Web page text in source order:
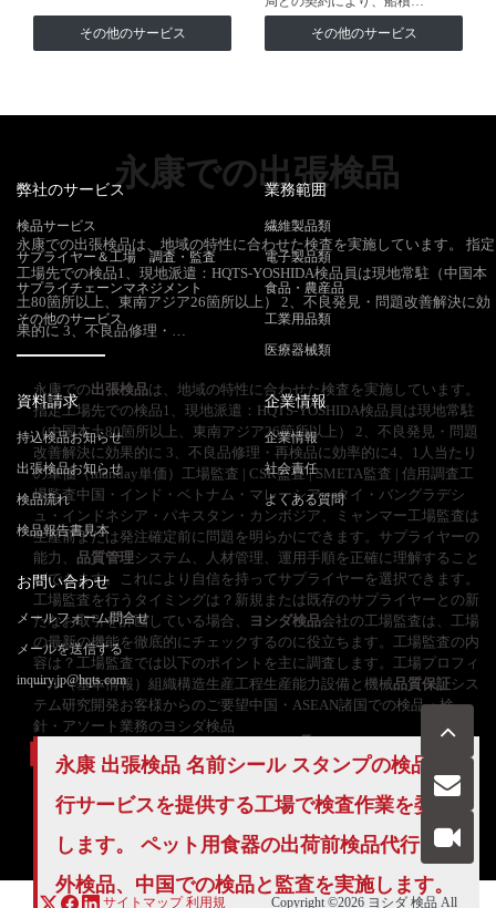
その他のサービス その他のサービス
永康での出張検品
永康での出張検品は、地域の特性に合わせた検査を実施しています。 指定
工場先での検品1、現地派遣：HQTS-YOSHIDA検品員は現地常駐（中国本
土80箇所以上、東南アジア26箇所以上） 2、不良発見・問題改善解決に効
果的に 3、不良品修理・…
永康での出張検品は、地域の特性に合わせた検査を実施しています。
指定工場先での検品1、現地派遣：HQTS-YOSHIDA検品員は現地常駐
（中国本土80箇所以上、東南アジア26箇所以上） 2、不良発見・問題
改善解決に効果的に 3、不良品修理・再検品に効率的に4、1人当たり
の単価（manday単価）工場監査 | CSR監査 | SMETA監査 | 信用調査工
場監査中国・インド・ベトナム・マレーシア・タイ・バングラデシ
ュ・インドネシア・パキスタン・カンボジア、ミャンマー工場監査は
生産前または発注確定前に問題を明らかにできます。サプライヤーの
能力、 品質管理システム、人材管理、運用手順を正確に理解すること
ができます。これにより自信を持ってサプライヤーを選択できます。
工場監査を行うタイミングは？新規または既存のサプライヤーとの新
たなお取引を計画している場合、
ヨシダ検品会社の工場監査は、工場
の最新の機能を徹底的にチェックするのに役立ちます。工場監査の内
容は？工場監査では以下のポイントを主に調査します。工場プロフィ
ール（基本情報）組織構造生産工程生産能力設備と機械品質保証シス
テム研究開発お客様からのご要望中国・ASEAN諸国での検品・検
針・アソート業務のヨシダ検品
永康 出張検品 名前シール スタンプの検品代
行サービスを提供する工場で検査作業を委託
します。 ペット用食器の出荷前検品代行と海
外検品、中国での検品と監査を実施します。
弊社のサービス
検品サービス
サプライヤー＆工場 調査・監査
サプライチェーンマネジメント
その他のサービス
業務範囲
繊維製品類
電子製品類
食品・農産品
工業用品類
医療器械類
資料請求
持込検品お知らせ
出張検品お知らせ
検品流れ
検品報告書見本
企業情報
企業情報
社会責任
よくある質問
お問い合わせ
メールフォーム問合せ
メールを送信する
inquiry.jp@hqts.com
お電話でのお問い合わせ
050-5840-2657
お問い合わせ
サイトマップ 利用規 Copyright ©2026 ヨシダ 検品 All